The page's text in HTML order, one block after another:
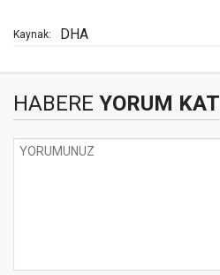
Kaynak: DHA
HABERE YORUM KAT